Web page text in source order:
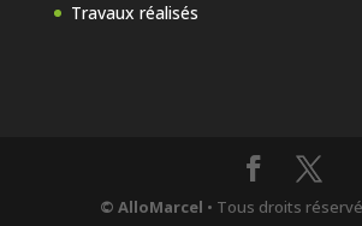
Travaux réalisés
© AlloMarcel • Tous droits